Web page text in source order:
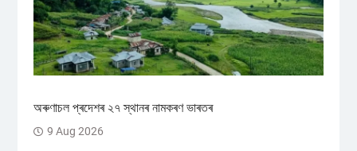
অৰুণাচল প্ৰদেশৰ ২৭ স্থানৰ নামকৰণ ভাৰতৰ
9 Aug 2026